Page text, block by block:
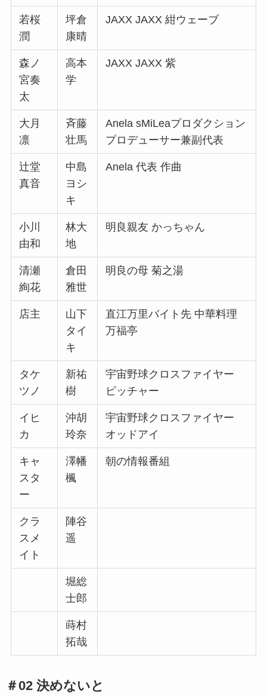
若桜
潤
坪倉
康晴
JAXX JAXX 紺ウェーブ
森ノ
宮奏
太
高本
学
JAXX JAXX 紫
大月
凛
斉藤
壮馬
Anela sMiLeaプロダクション
プロデューサー兼副代表
辻堂
真音
中島
ヨシ
キ
Anela 代表 作曲
小川
由和
林大
地
明良親友 かっちゃん
清瀬
絢花
倉田
雅世
明良の母 菊之湯
店主
山下
タイ
キ
直江万里バイト先 中華料理
万福亭
タケ
ツノ
新祐
樹
宇宙野球クロスファイヤー
ピッチャー
イヒ
カ
沖胡
玲奈
宇宙野球クロスファイヤー
オッドアイ
キャ
スタ
ー
澤幡
楓
朝の情報番組
クラ
スメ
イト
陣谷
遥
堀総
士郎
蒔村
拓哉
＃02 決めないと